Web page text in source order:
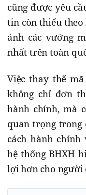
cũng được yêu
tin còn thiếu
ánh các vướng
nhất trên toàn
Việc thay thế mã
không chỉ đơn
hành chính, mà
quan trọng
cách hành
hệ thống BHXH
lợi hơn cho người